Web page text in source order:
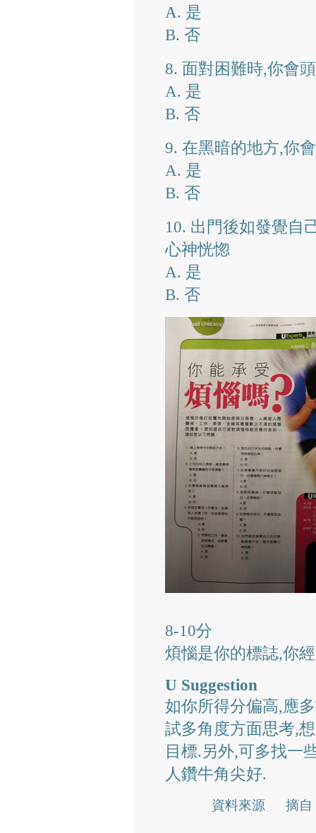
A. 是
B. 否
8. 面對困難時,你會
A. 是
B. 否
9. 在黑暗的地方,你
A. 是
B. 否
10. 出門後如發覺自
心神恍惚
A. 是
B. 否
8-10分
煩惱是你的標誌,你
U Suggestion
如你所得分偏高,應
試多角度方面思考,
目標.另外,可多找一
人鑽牛角尖好.
資料來源 摘自